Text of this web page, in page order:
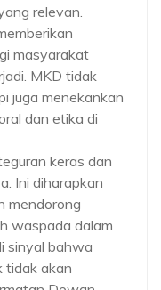
relevan.
masyarakat
MKD tidak
juga menekankan
dan etika di
keras dan
Ini diharapkan
mendorong
waspada dalam
sinyal bahwa
tidak akan